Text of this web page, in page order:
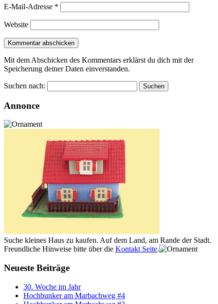
E-Mail-Adresse *
Website
Mit dem Abschicken des Kommentars erklärst du dich mit der
Speicherung deiner Daten einverstanden.
Suchen nach:
Annonce
Suche kleines Haus zu kaufen. Auf dem Land, am Rande der Stadt.
Freundliche Hinweise bitte über die Kontakt Seite.
Neueste Beiträge
30. Woche im Jahr
Hochbunker am Marbachweg #4